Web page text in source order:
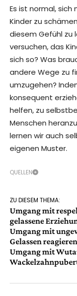
Es ist normal,
Kinder zu
diesem Gefühl zu
versuchen, das
sich so? Was
andere Wege zu
umzugehen?
konsequent
helfen, zu
Menschen
lernen wir auch
eigenen Muster.
QUELLEN
ZU DIESEM THEMA:
Umgang mit
gelassene
Umgang mit
Gelassen reagieren
Umgang mit